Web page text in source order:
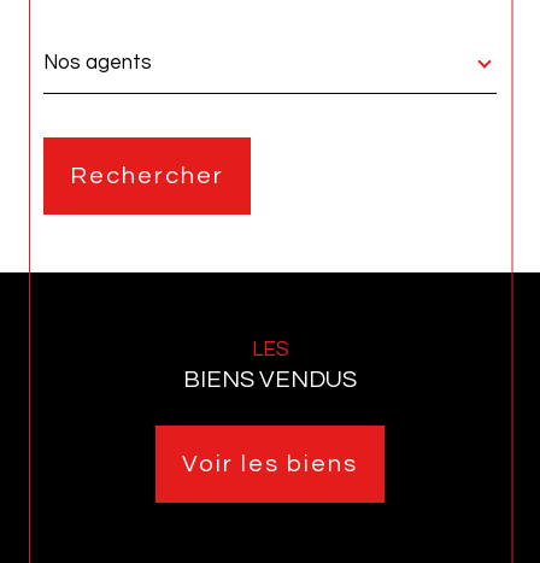
Nos agents
Rechercher
LES
BIENS VENDUS
Voir les biens